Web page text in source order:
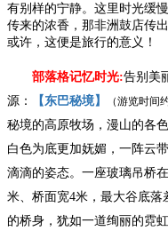
有别样的宁静。这里时光缓
传来的浓香，那非洲鼓店传
或许，这便是旅行的意义！
部落格记忆时光:告别美
源：
【东巴秘境】 （游览时间
秘境的高原牧场，漫山的各
白色为底更加妩媚，一阵云
滴滴的姿态。 一座玻璃吊桥
米、桥面宽4米，最大谷底落
的桥身，犹如一道绚丽的霓